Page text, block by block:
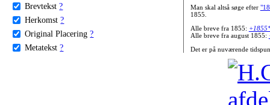
Brevtekst ?
Herkomst ?
Original Placering ?
Metatekst ?
Man skal altså søge efter
1855.
Alle breve fra 1855:
Alle breve fra august 1855:
Det er på nuværende